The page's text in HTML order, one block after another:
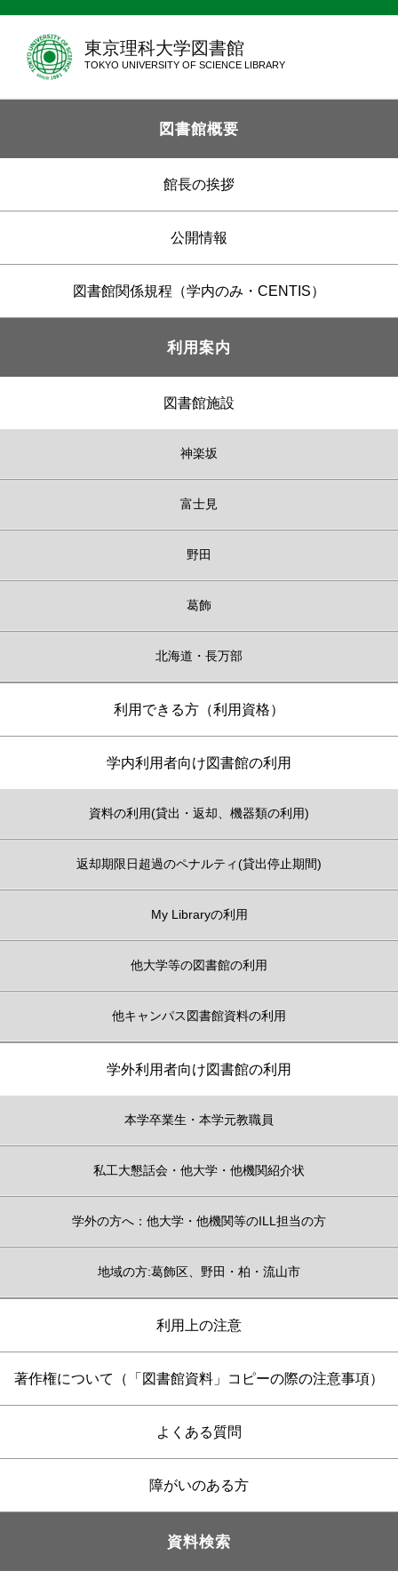
東京理科大学図書館
TOKYO UNIVERSITY OF SCIENCE LIBRARY
図書館概要
館長の挨拶
公開情報
図書館関係規程（学内のみ・CENTIS）
利用案内
図書館施設
神楽坂
富士見
野田
葛飾
北海道・長万部
利用できる方（利用資格）
学内利用者向け図書館の利用
資料の利用(貸出・返却、機器類の利用)
返却期限日超過のペナルティ(貸出停止期間)
My Libraryの利用
他大学等の図書館の利用
他キャンパス図書館資料の利用
学外利用者向け図書館の利用
本学卒業生・本学元教職員
私工大懇話会・他大学・他機関紹介状
学外の方へ：他大学・他機関等のILL担当の方
地域の方:葛飾区、野田・柏・流山市
利用上の注意
著作権について（「図書館資料」コピーの際の注意事項）
よくある質問
障がいのある方
資料検索